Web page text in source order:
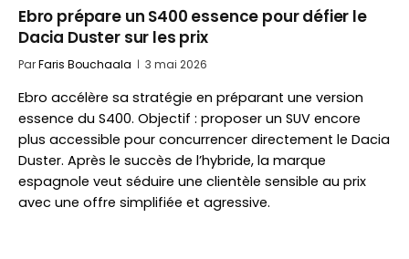
Ebro prépare un S400 essence pour défier le
Dacia Duster sur les prix
ParFaris Bouchaala 3 mai 2026
Ebro accélère sa stratégie en préparant une version
essence du S400. Objectif : proposer un SUV encore
plus accessible pour concurrencer directement le Dacia
Duster. Après le succès de l’hybride, la marque
espagnole veut séduire une clientèle sensible au prix
avec une offre simplifiée et agressive.